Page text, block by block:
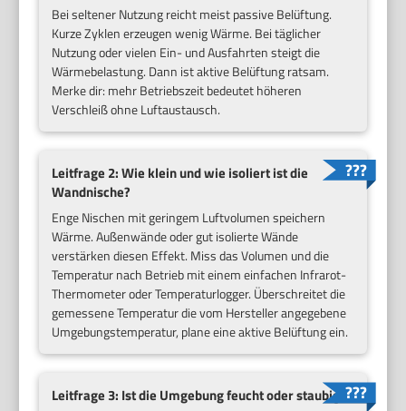
Bei seltener Nutzung reicht meist passive Belüftung.
Kurze Zyklen erzeugen wenig Wärme. Bei täglicher
Nutzung oder vielen Ein- und Ausfahrten steigt die
Wärmebelastung. Dann ist aktive Belüftung ratsam.
Merke dir: mehr Betriebszeit bedeutet höheren
Verschleiß ohne Luftaustausch.
Leitfrage 2: Wie klein und wie isoliert ist die
Wandnische?
Enge Nischen mit geringem Luftvolumen speichern
Wärme. Außenwände oder gut isolierte Wände
verstärken diesen Effekt. Miss das Volumen und die
Temperatur nach Betrieb mit einem einfachen Infrarot-
Thermometer oder Temperaturlogger. Überschreitet die
gemessene Temperatur die vom Hersteller angegebene
Umgebungstemperatur, plane eine aktive Belüftung ein.
Leitfrage 3: Ist die Umgebung feucht oder staubig?